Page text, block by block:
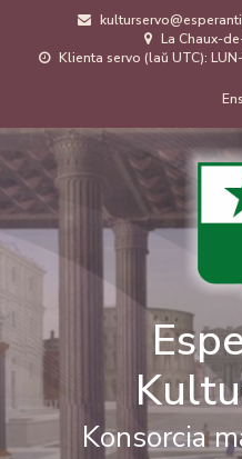
La Chaux-
Klienta servo (laŭ UTC):
de
uzanto
Konsorcia